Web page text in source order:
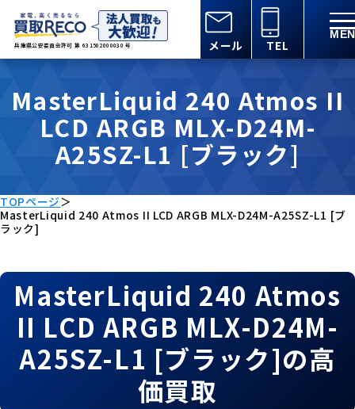
兵庫県公安委員会許可 第 631502000030 号 メール TEL
MasterLiquid 240 Atmos II
LCD ARGB MLX-D24M-
A25SZ-L1 [ブラック]
TOPページ＞
MasterLiquid 240 Atmos II LCD ARGB MLX-D24M-A25SZ-L1 [ブ
ラック]
MasterLiquid 240 Atmos
II LCD ARGB MLX-D24M-
A25SZ-L1 [ブラック]の高
価買取